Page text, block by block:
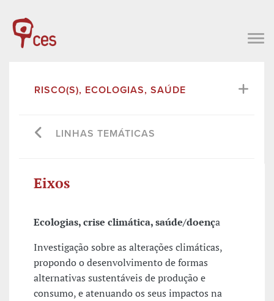
RISCO(S), ECOLOGIAS, SAÚDE
LINHAS TEMÁTICAS
Eixos
Ecologias, crise climática, saúde/doença
Investigação sobre as alterações climáticas,
propondo o desenvolvimento de formas
alternativas sustentáveis de produção e
consumo, e atenuando os seus impactos na